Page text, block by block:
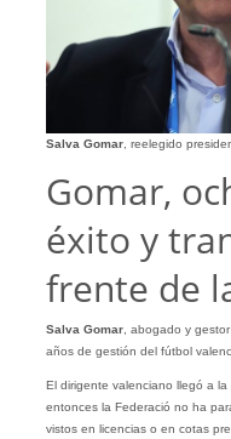
Salva Gomar, reelegido
Gomar,
éxito y
frente de
Salva Gomar, abogado y
años de gestión del fútbol
El dirigente valenciano llegó a
entonces la Federació no ha
vistos en licencias o en cotas